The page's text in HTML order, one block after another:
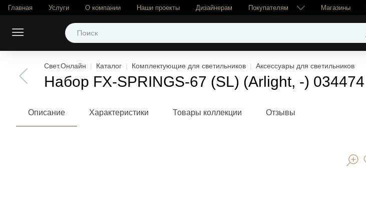
Главная Услуги О компании Наши проекты Дизайнерам Покупателям Магазины
Свет.Онлайн Каталог Комплектующие для светильников Аксессуары для светильников
Набор FX-SPRINGS-67 (SL) (Arlight, -) 034474
Описание Характеристики Товары коллекции Отзывы